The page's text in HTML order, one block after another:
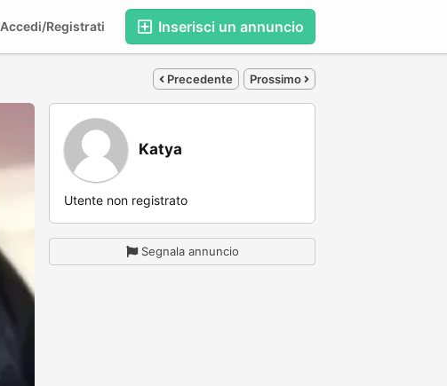
Inserisci un annuncio
Accedi/Registrati
Precedente Prossimo
Katya
Utente non registrato
Segnala annuncio